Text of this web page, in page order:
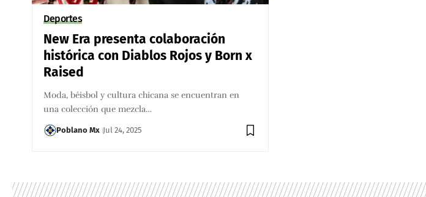
Deportes
New Era presenta colaboración
histórica con Diablos Rojos y Born x
Raised
Moda, béisbol y cultura chicana se encuentran en
una colección que mezcla…
Poblano Mx Jul 24, 2025